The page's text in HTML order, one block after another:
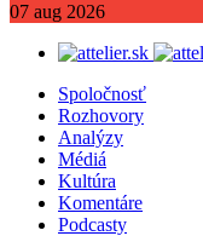
07 aug 2026
Spoločnosť
Rozhovory
Analýzy
Médiá
Kultúra
Komentáre
Podcasty